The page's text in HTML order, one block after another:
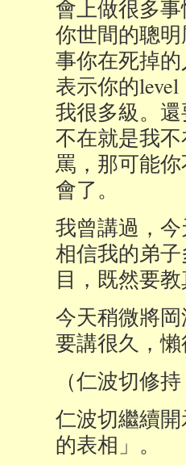
會上做很多
你世間的聰
事你在死掉
表示你的
我很多級。
不在就是我
罵，那可能
會了。
我曾講過，
相信我的弟
目，既然要
今天稍微將
要講很久，
（仁波切修
仁波切繼續
的表相」。